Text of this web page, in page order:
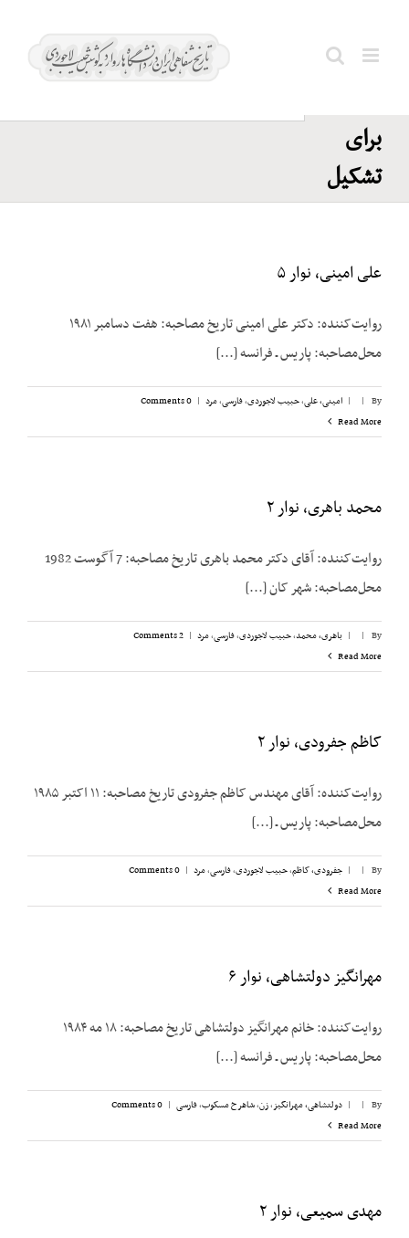
سیاسی؛
برای
تشکیل
for:
علی امینی، نوار ۵
روایت‌کننده: دکتر علی امینی تاریخ مصاحبه: هفت دسامبر ۱۹۸۱
محل‌مصاحبه: پاریس ـ فرانسه [...]
By
|
| امینی، علی,حبیب لاجوردی,فارسی,مرد |
0 Comments
Read More
محمد باهری، نوار ۲
روایت‌کننده: آقای دکتر محمد باهری تاریخ مصاحبه: 7 آگوست 1982
محل‌مصاحبه: شهر کان [...]
By
|
| باهری، محمد,حبیب لاجوردی,فارسی,مرد |
2 Comments
Read More
کاظم جفرودی، نوار ۲
روایت‌کننده: آقای مهندس کاظم جفرودی تاریخ مصاحبه: ۱۱ اکتبر ۱۹۸۵
محل‌مصاحبه: پاریس ـ [...]
By
|
| جفرودی، کاظم,حبیب لاجوردی,فارسی,مرد |
0 Comments
Read More
مهرانگیز دولتشاهی، نوار ۶
روایت‌کننده: خانم مهرانگیز دولتشاهی تاریخ مصاحبه: ۱۸ مه ۱۹۸۴
محل‌مصاحبه: پاریس ـ فرانسه [...]
By
|
| دولتشاهی، مهرانگیز,زن,شاهرخ مسکوب,فارسی |
0 Comments
Read More
مهدی سمیعی، نوار ۲